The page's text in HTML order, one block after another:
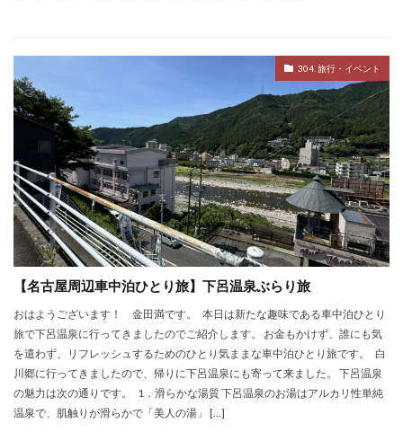
304. 旅行・イベント
【名古屋周辺車中泊ひとり旅】下呂温泉ぶらり旅
おはようございます！ 金田満です。 本日は新たな趣味である車中泊ひとり
旅で下呂温泉に行ってきましたのでご紹介します。 お金もかけず、誰にも気
を遣わず、リフレッシュするためのひとり気ままな車中泊ひとり旅です。 白
川郷に行ってきましたので、帰りに下呂温泉にも寄って来ました。 下呂温泉
の魅力は次の通りです。 1．滑らかな湯質 下呂温泉のお湯はアルカリ性単純
温泉で、肌触りが滑らかで「美人の湯」 […]